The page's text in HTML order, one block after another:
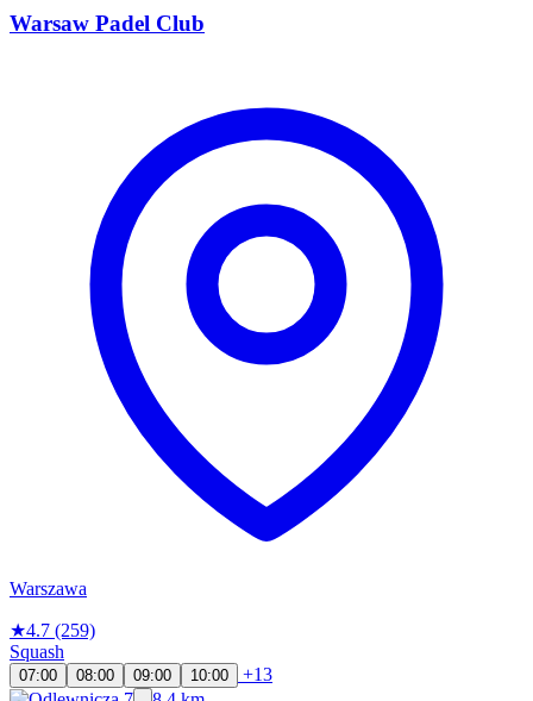
Warsaw Padel Club
Warszawa
★4.7 (259)
Squash
07:00 08:00 09:00 10:00
+13